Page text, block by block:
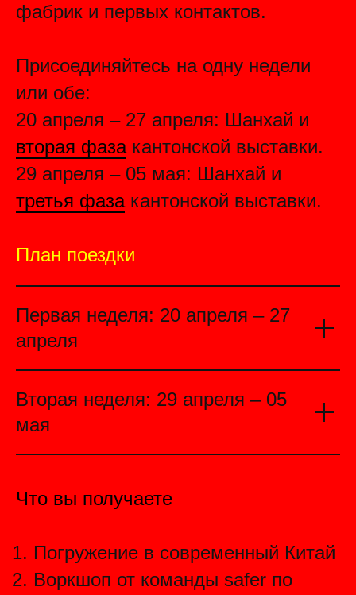
фабрик и первых контактов.
Присоединяйтесь на одну недели
или обе:
20 апреля – 27 апреля: Шанхай и
вторая фазакантонской выставки.
29 апреля – 05 мая: Шанхай и
третья фазакантонской выставки.
План поездки
Первая неделя: 20 апреля – 27
апреля
Вторая неделя: 29 апреля – 05
мая
Что вы получаете
Погружение в современный Китай
Воркшоп от команды safer по